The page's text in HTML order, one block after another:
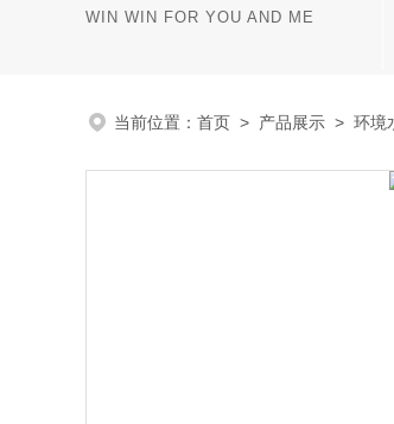
WIN WIN FOR YOU AND ME
当前位置： 首页 > 产品展示 > 环境